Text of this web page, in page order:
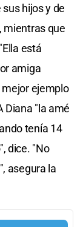
hijos y de
mientras que
está
amiga
ejemplo
Diana "la amé
tenía 14
dice. "No
asegura la